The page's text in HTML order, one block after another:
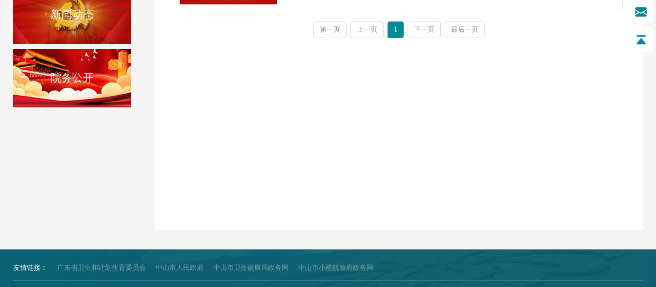
新闻动态
院务公开
第一页 上一页 1 下一页 最后一页
友情链接： 广东省卫生和计划生育委员会 中山市人民政府 中山市卫生健康局政务网 中山市小榄镇政府政务网